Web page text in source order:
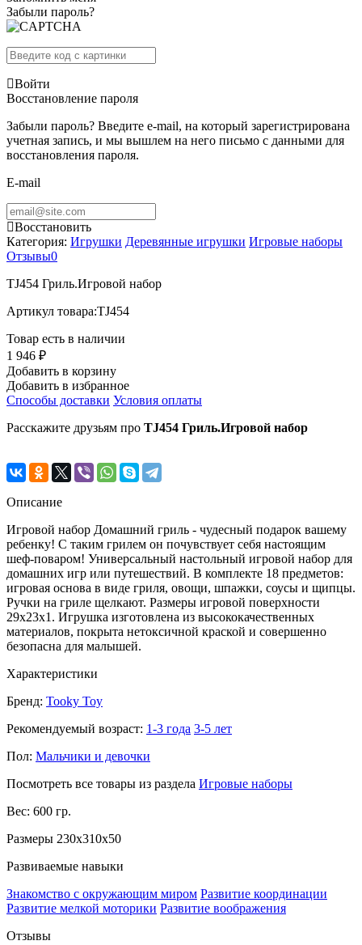
Забыли пароль?
Войти
Восстановление пароля
Забыли пароль? Введите e-mail, на который зарегистрирована
учетная запись, и мы вышлем на него письмо с данными для
восстановления пароля.
E-mail
Восстановить
Категория: Игрушки Деревянные игрушки Игровые наборы
Отзывы0
TJ454 Гриль.Игровой набор
Артикул товара:TJ454
Товар есть в наличии
1 946 ₽
Добавить в корзину
Добавить в избранное
Способы доставки Условия оплаты
Расскажите друзьям про TJ454 Гриль.Игровой набор
Описание
Игровой набор Домашний гриль - чудесный подарок вашему
ребенку! С таким грилем он почувствует себя настоящим
шеф-поваром! Универсальный настольный игровой набор для
домашних игр или путешествий. В комплекте 18 предметов:
игровая основа в виде гриля, овощи, шпажки, соусы и щипцы.
Ручки на гриле щелкают. Размеры игровой поверхности
29х23х1. Игрушка изготовлена из высококачественных
материалов, покрыта нетоксичной краской и совершенно
безопасна для малышей.
Характеристики
Бренд: Tooky Toy
Рекомендуемый возраст: 1-3 года 3-5 лет
Пол: Мальчики и девочки
Посмотреть все товары из раздела Игровые наборы
Вес: 600 гр.
Размеры 230x310x50
Развиваемые навыки
Знакомство с окружающим миром Развитие координации
Развитие мелкой моторики Развитие воображения
Отзывы